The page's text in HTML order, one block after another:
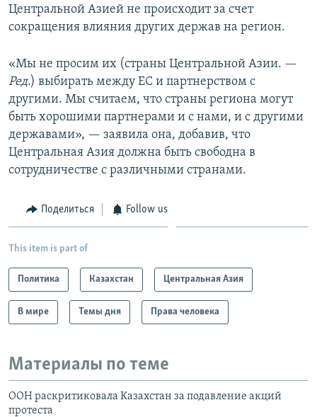
Центральной Азией не происходит за счет
сокращения влияния других держав на регион.
«Мы не просим их (страны Центральной Азии. —​
Ред.) выбирать между ЕС и партнерством с
другими. Мы считаем, что страны региона могут
быть хорошими партнерами и с нами, и с другими
державами», — заявила она, добавив, что
Центральная Азия должна быть свободна в
сотрудничестве с различными странами.
Поделиться Follow us
This item is part of
Политика Казахстан Центральная Азия
В мире Темы дня Права человека
Материалы по теме
ООН раскритиковала Казахстан за подавление акций
протеста